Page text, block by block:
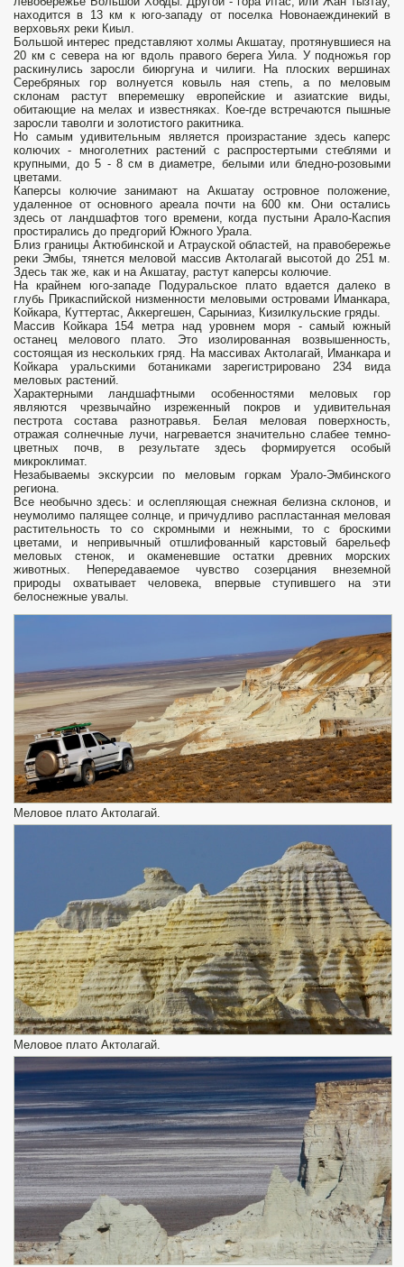
находится в 13 км к юго-западу от поселка Новонаеждинекий в
верховьях реки Киыл.
Большой интерес представляют холмы Акшатау, протянувшиеся на
20 км с севера на юг вдоль правого берега Уила. У подножья гор
раскинулись заросли биюргуна и чилиги. На плоских вершинах
Серебряных гор волнуется ковыль­ ная степь, а по меловым
склонам растут вперемешку европейские и азиатские виды,
обитающие на мелах и известняках. Кое-где встречаются пышные
заросли таволги и золотистого ракитника.
Но самым удивительным является произрастание здесь каперс
колючих - многолетних растений с распростертыми стеблями и
крупными, до 5 - 8 см в диаметре, белыми или бледно-розовыми
цветами.
Каперсы колючие занимают на Акшатау островное положение,
удаленное от основного ареала почти на 600 км. Они остались
здесь от ландшафтов того времени, когда пустыни Арало-Каспия
простирались до предгорий Южного Урала.
Близ границы Актюбинской и Атрауской областей, на правобережье
реки Эмбы, тянется меловой массив Актолагай высотой до 251 м.
Здесь так же, как и на Акшатау, растут каперсы колючие.
На крайнем юго-западе Подуральское плато вдается далеко в
глубь Прикаспийской низменности меловыми островами Иманкара,
Койкара, Куттертас, Аккергешен, Сарыниаз, Кизилкульские гряды.
Массив Койкара 154 метра над уровнем моря - самый южный
останец мелового плато. Это изолированная возвышенность,
состоящая из нескольких гряд. На массивах Актолагай, Иманкара и
Койкара уральскими ботаниками зарегистрировано 234 вида
меловых растений.
Характерными ландшафтными особенностями меловых гор
являются чрезвычайно изреженный покров и удивительная
пестрота состава разнотравья. Белая меловая поверхность,
отражая солнечные лучи, нагревается значительно слабее темно­
цветных почв, в результате здесь формируется особый
микроклимат.
Незабываемы экскурсии по меловым горкам Урало-Эмбинского
региона.
Все необычно здесь: и ослепляющая снежная белизна склонов, и
неумолимо палящее солнце, и причудливо распластанная меловая
растительность то со скромными и нежными, то с броскими
цветами, и непривычный отшлифованный карстовый барельеф
меловых стенок, и окаменевшие остатки древних морских
животных. Непередаваемое чувство созерцания внеземной
природы охватывает человека, впервые ступившего на эти
белоснежные увалы.
Меловое плато Актолагай.
Меловое плато Актолагай.